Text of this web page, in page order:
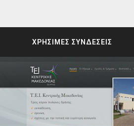
ΧΡΗΣΙΜΕΣ ΣΥΝΔΕΣΕΙΣ